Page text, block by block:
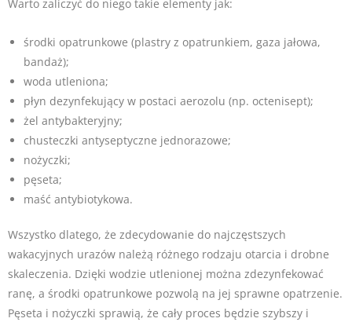
Warto zaliczyć do niego takie elementy jak:
środki opatrunkowe (plastry z opatrunkiem, gaza jałowa,
bandaż);
woda utleniona;
płyn dezynfekujący w postaci aerozolu (np. octenisept);
żel antybakteryjny;
chusteczki antyseptyczne jednorazowe;
nożyczki;
pęseta;
maść antybiotykowa.
Wszystko dlatego, że zdecydowanie do najczęstszych
wakacyjnych urazów należą różnego rodzaju otarcia i drobne
skaleczenia. Dzięki wodzie utlenionej można zdezynfekować
ranę, a środki opatrunkowe pozwolą na jej sprawne opatrzenie.
Pęseta i nożyczki sprawią, że cały proces będzie szybszy i